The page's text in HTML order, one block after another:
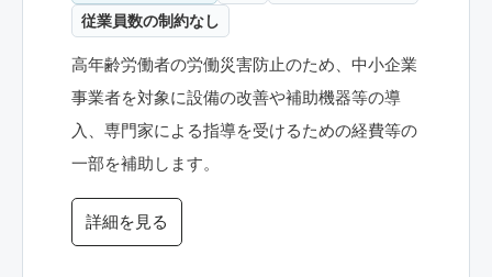
従業員数の制約なし
高年齢労働者の労働災害防止のため、中小企業
事業者を対象に設備の改善や補助機器等の導
入、専門家による指導を受けるための経費等の
一部を補助します。
詳細を見る